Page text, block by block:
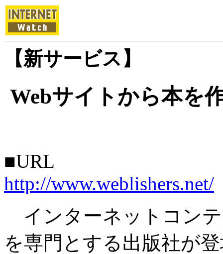
【新サービス】
Webサイトから本を
■URL
http://www.weblishers.net/
インターネットコン
を専門とする出版社が